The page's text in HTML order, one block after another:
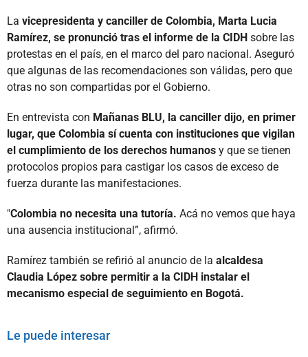
La vicepresidenta y canciller de Colombia, Marta Lucia
Ramírez, se pronunció tras el informe de la CIDH sobre las
protestas en el país, en el marco del paro nacional. Aseguró
que algunas de las recomendaciones son válidas, pero que
otras no son compartidas por el Gobierno.
En entrevista con Mañanas BLU, la canciller dijo, en primer
lugar, que Colombia sí cuenta con instituciones que vigilan
el cumplimiento de los derechos humanos y que se tienen
protocolos propios para castigar los casos de exceso de
fuerza durante las manifestaciones.
"Colombia no necesita una tutoría. Acá no vemos que haya
una ausencia institucional”, afirmó.
Ramírez también se refirió al anuncio de la alcaldesa
Claudia López sobre permitir a la CIDH instalar el
mecanismo especial de seguimiento en Bogotá.
Le puede interesar